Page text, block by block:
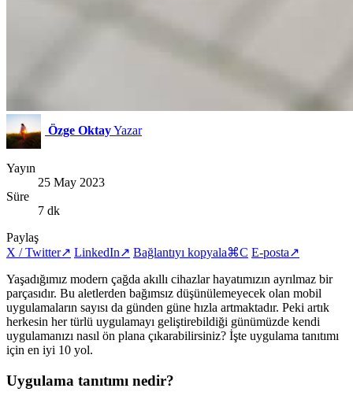
Özge OktayYazar
Yayın
25 May 2023
Süre
7 dk
Paylaş
X / Twitter↗ LinkedIn↗ Bağlantıyı kopyala⌘C E-posta↗
Yaşadığımız modern çağda akıllı cihazlar hayatımızın ayrılmaz bir
parçasıdır. Bu aletlerden bağımsız düşünülemeyecek olan mobil
uygulamaların sayısı da günden güne hızla artmaktadır. Peki artık
herkesin her türlü uygulamayı geliştirebildiği günümüzde kendi
uygulamanızı nasıl ön plana çıkarabilirsiniz? İşte uygulama tanıtımı
için en iyi 10 yol.
Uygulama tanıtımı nedir?